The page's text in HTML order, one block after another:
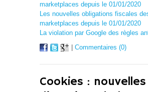
marketplaces depuis le 01/01/2020
Les nouvelles obligations fiscales
marketplaces depuis le 01/01/2020
La violation par Google des règles
Commentaires (0)
Cookies :